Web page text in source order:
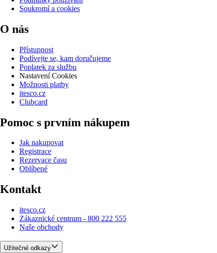
Soukromí a cookies
O nás
Přístupnost
Podívejte se, kam doručujeme
Poplatek za službu
Nastavení Cookies
Možnosti platby
itesco.cz
Clubcard
Pomoc s prvním nákupem
Jak nakupovat
Registrace
Rezervace času
Oblíbené
Kontakt
itesco.cz
Zákaznické centrum - 800 222 555
Naše obchody
Užitečné odkazy